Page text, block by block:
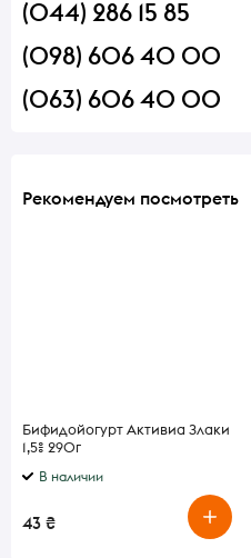
(044) 286 15 85
(098) 606 40 00
(063) 606 40 00
Рекомендуем посмотреть
Бифидойогурт Активиа Злаки
1,5% 290г
В наличии
43 ₴